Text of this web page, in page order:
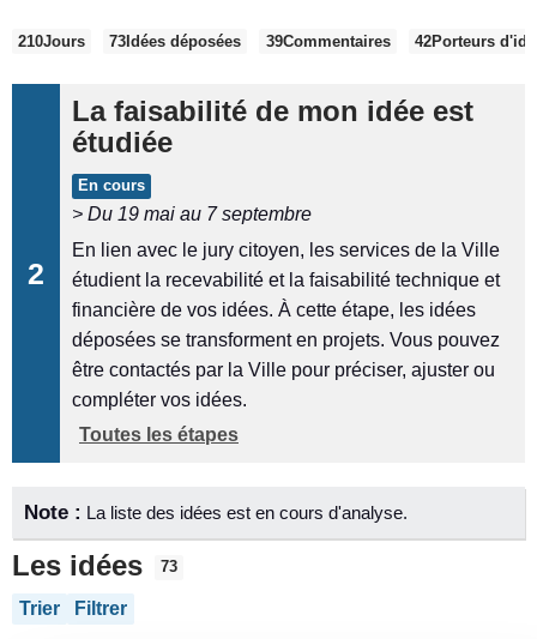
C
h
a
t
i
210Jours 73 Idées déposées 39Commentaires 42Porteurs
e
n
2
La faisabilité de mon idée est
étudiée
En cours
> Du 19 mai au 7 septembre
En lien avec le jury citoyen, les services de la Ville
étudient la recevabilité et la faisabilité technique et
financière de vos idées. À cette étape, les idées
déposées se transforment en projets. Vous pouvez
être contactés par la Ville pour préciser, ajuster ou
compléter vos idées.
Toutes les étapes
Note : La liste des idées est en cours d'analyse.
Les idées 73
Trier Filtrer